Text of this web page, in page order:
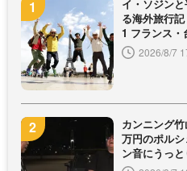
イ・ソジン
る海外旅行
1 フランス・
2026/8/7
カンニング
万円のポル
ン音にうっ